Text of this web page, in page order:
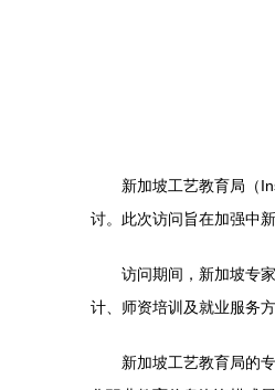
新加坡工艺教育局（
讨。此次访问旨在加强中
访问期间，新加坡专
计、师资培训及就业服务
新加坡工艺教育局的